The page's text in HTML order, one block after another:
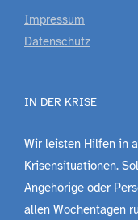
Impressum
Datenschutz
IN DER KRISE
Wir leisten Hilfen in
Krisensituationen.
Angehörige oder
allen Wochentagen